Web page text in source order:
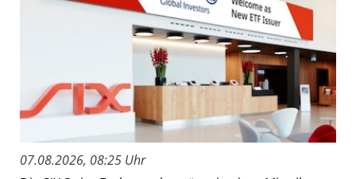
07.08.2026, 08:25 Uhr